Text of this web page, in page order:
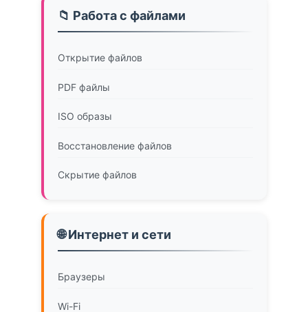
📁 Работа с файлами
Открытие файлов
PDF файлы
ISO образы
Восстановление файлов
Скрытие файлов
🌐 Интернет и сети
Браузеры
Wi-Fi